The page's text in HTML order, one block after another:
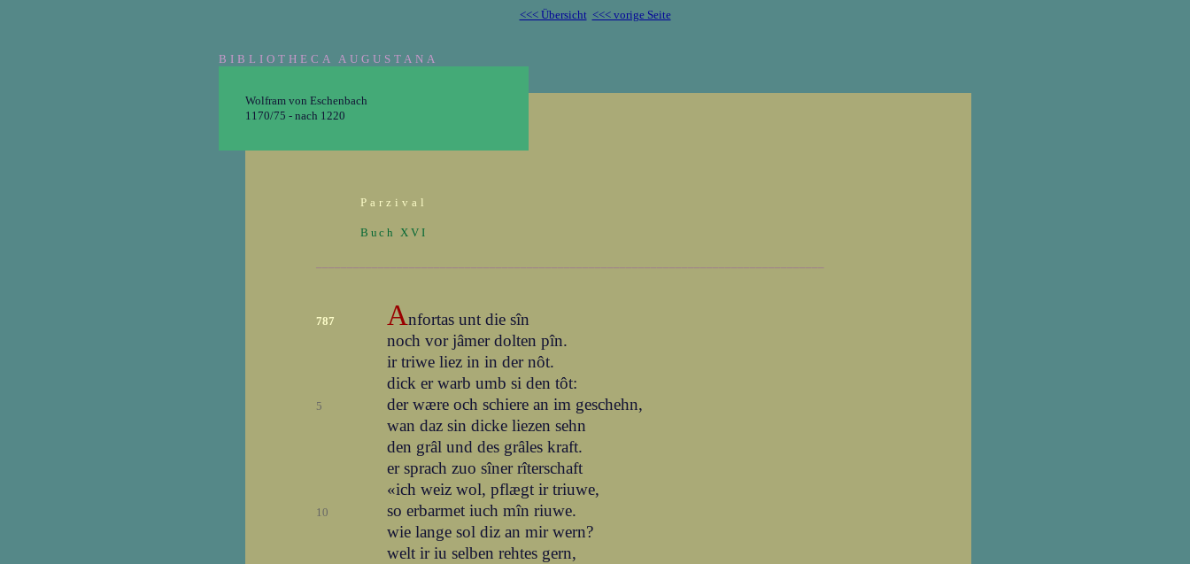
<<< Übersicht <<< vorige Seite
BIBLIOTHECA AUGUSTANA
Wolfram von Eschenbach
1170/75 - nach 1220
Parzival
Buch XVI
787 Anfortas unt die sîn
noch vor jâmer dolten pîn.
ir triwe liez in in der nôt.
dick er warb umb si den tôt:
5
der wære och schiere an im geschehn,
wan daz sin dicke liezen sehn
den grâl und des grâles kraft.
er sprach zuo sîner rîterschaft
«ich weiz wol, pflægt ir triuwe,
10
so erbarmet iuch mîn riuwe.
wie lange sol diz an mir wern?
welt ir iu selben rehtes gern,